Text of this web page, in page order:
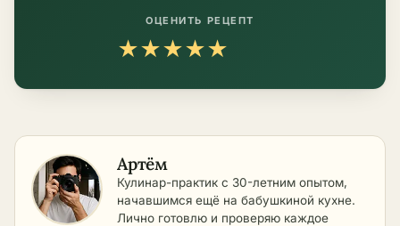
ОЦЕНИТЬ РЕЦЕПТ
★★★★★
Артём
Кулинар-практик с 30-летним опытом,
начавшимся ещё на бабушкиной кухне.
Лично готовлю и проверяю каждое